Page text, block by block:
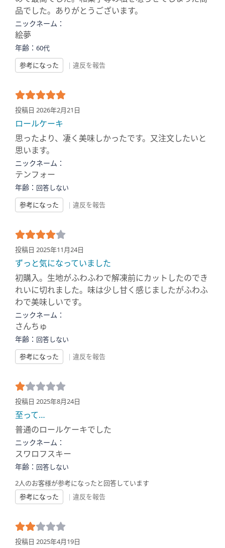
品でした。ありがとうございます。
ニックネーム：
絵夢
年齢： 60代
参考になった
| 違反を報告
投稿日 2026年2月21日
ロールケーキ
思ったより、凄く美味しかったです。又注文したいと
思います。
ニックネーム：
テンフォー
年齢： 回答しない
参考になった
| 違反を報告
投稿日 2025年11月24日
ずっと気になっていました
初購入。生地がふわふわで解凍前にカットしたのでき
れいに切れました。味は少し甘く感じましたがふわふ
わで美味しいです。
ニックネーム：
さんちゅ
年齢： 回答しない
参考になった
| 違反を報告
投稿日 2025年8月24日
至って…
普通のロールケーキでした
ニックネーム：
スワロフスキー
年齢： 回答しない
2人のお客様が参考になったと回答しています
参考になった
| 違反を報告
投稿日 2025年4月19日